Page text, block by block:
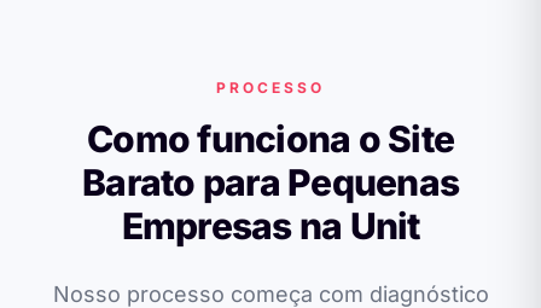
PROCESSO
Como funciona o Site
Barato para Pequenas
Empresas na Unit
Nosso processo começa com diagnóstico